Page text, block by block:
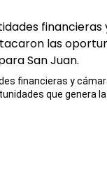
financieras y
que genera